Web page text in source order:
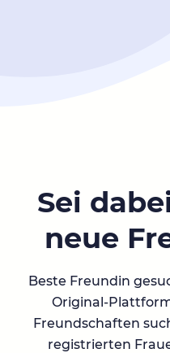
Sei
neue
Beste Freundin
Original-
Freundschaften
registrierten